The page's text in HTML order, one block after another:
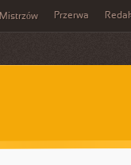
Mistrzów Przerwa